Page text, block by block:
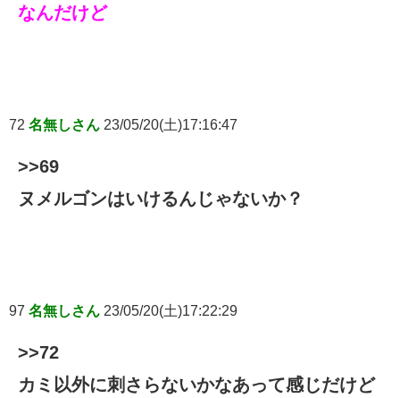
なんだけど
72 名無しさん 23/05/20(土)17:16:47
>>69
ヌメルゴンはいけるんじゃないか？
97 名無しさん 23/05/20(土)17:22:29
>>72
カミ以外に刺さらないかなあって感じだけど